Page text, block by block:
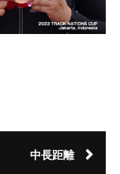
中長距離